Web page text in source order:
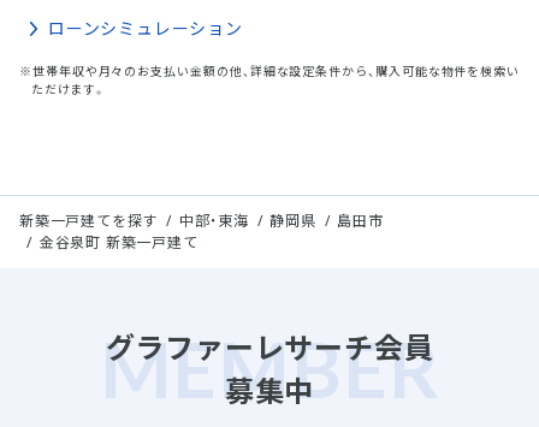
ローンシミュレーション
※世帯年収や月々のお支払い金額の他、詳細な設定条件から、購入可能な物件を検索い
ただけます。
新築一戸建てを探す 中部・東海 静岡県
島田市
金谷泉町 新築一戸建て
グラファーレサーチ会員
募集中